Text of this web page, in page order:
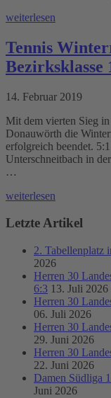
weiterlesen
Tennis
Bezirksklasse
14. Februar 2019
Mit dem vierten Sieg
Donauwörth die
erfolgreich beendet.
Unterschneitbach in
…
weiterlesen
Letzte Artikel
2. Tabellenplatz
2026
Herren 30
6:3 13. Juli 2026
Herren 30
06. Juli 2026
Herren 30
29. Juni 2026
Herren 30
22. Juni 2026
Damen Südliga
Juni 2026